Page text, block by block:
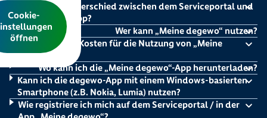
Cookie-
öffnen
Was ist der Unterschied zwischen dem Serviceportal und
der degewo-App?
Wer kann „Meine degewo“ nutzen?
Entstehen mir Kosten für die Nutzung von „Meine
degewo“?
Wo kann ich die „Meine degewo“-App herunterladen?
Kann ich die degewo-App mit einem Windows-basierten
Smartphone (z.B. Nokia, Lumia) nutzen?
Wie registriere ich mich auf dem Serviceportal / in der